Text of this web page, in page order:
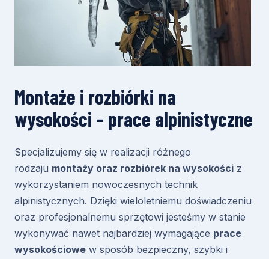
Montaże i rozbiórki na
wysokości – prace alpinistyczne
Specjalizujemy się w realizacji różnego
rodzaju montaży oraz rozbiórek na wysokości z
wykorzystaniem nowoczesnych technik
alpinistycznych. Dzięki wieloletniemu doświadczeniu
oraz profesjonalnemu sprzętowi jesteśmy w stanie
wykonywać nawet najbardziej wymagające prace
wysokościowe w sposób bezpieczny, szybki i